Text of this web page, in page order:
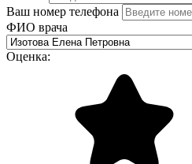
Ваш номер телефона
ФИО врача
Оценка: